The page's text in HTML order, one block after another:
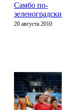
Самбо по-
зеленоградски
20 августа 2010